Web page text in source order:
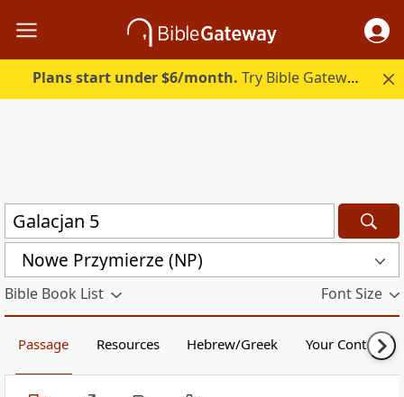
Plans start under $6/month. Try Bible Gateway Plus.
Nowe Przymierze (NP)
Bible Book List Font Size
Passage Resources Hebrew/Greek Your Content